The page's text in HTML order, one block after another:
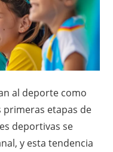
al deporte como
primeras etapas de
deportivas se
y esta tendencia